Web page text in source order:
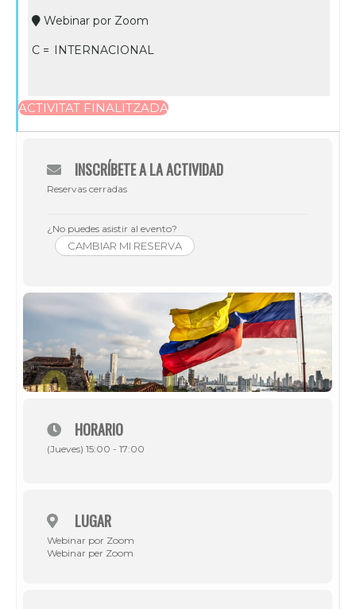
Webinar por Zoom
C = INTERNACIONAL
ACTIVITAT FINALITZADA
INSCRÍBETE A LA ACTIVIDAD
Reservas cerradas
¿No puedes asistir al evento?
CAMBIAR MI RESERVA
HORARIO
(Jueves) 15:00 - 17:00
LUGAR
Webinar por Zoom
Webinar per Zoom